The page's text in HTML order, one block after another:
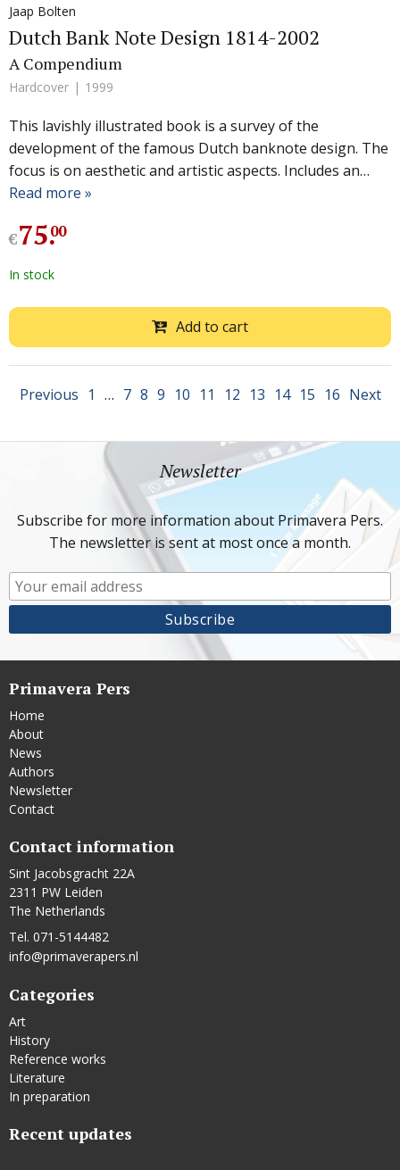
Jaap Bolten
Dutch Bank Note Design 1814-2002
A Compendium
Hardcover 1999
This lavishly illustrated book is a survey of the
development of the famous Dutch banknote design. The
focus is on aesthetic and artistic aspects. Includes an…
Read more »
€75.
00
In stock
Add to cart
Previous 1 … 7 8 9 10 11 12 13 14 15 16 Next
Newsletter
Subscribe for more information about Primavera Pers.
The newsletter is sent at most once a month.
Primavera Pers
Home
About
News
Authors
Newsletter
Contact
Contact information
Sint Jacobsgracht 22A
2311 PW Leiden
The Netherlands
Tel. 071-5144482
info@primaverapers.nl
Categories
Art
History
Reference works
Literature
In preparation
Recent updates